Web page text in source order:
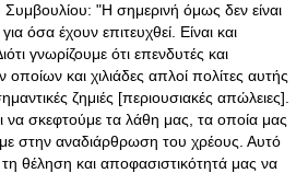
Συμβουλίου: "Η σημερινή όμως δεν είναι
όσα έχουν επιτευχθεί. Είναι και
γνωρίζουμε ότι επενδυτές και
και χιλιάδες απλοί πολίτες αυτής
ζημιές [περιουσιακές απώλειες].
να σκεφτούμε τα λάθη μας, τα οποία μας
στην αναδιάρθρωση του χρέους. Αυτό
θέληση και αποφασιστικότητά μας να